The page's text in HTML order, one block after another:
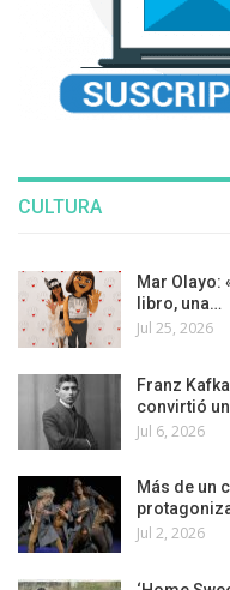
CULTURA
Mar Olayo:
libro, una…
Jul 25, 2026
Franz
convirtió
Jul 6, 2026
Más de un
Jul 2, 2026